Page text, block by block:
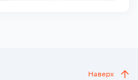
Наверх